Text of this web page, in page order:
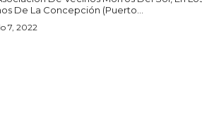
De La Concepción (Puerto...
7, 2022